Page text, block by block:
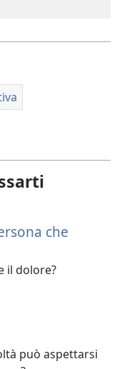
che
il dolore?
può aspettarsi